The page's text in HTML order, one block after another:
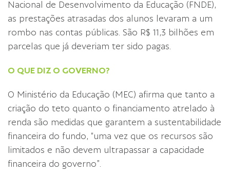
Nacional de Desenvolvimento da Educação (FNDE),
as prestações atrasadas dos alunos levaram a um
rombo nas contas públicas. São R$ 11,3 bilhões em
parcelas que já deveriam ter sido pagas.
O QUE DIZ O GOVERNO?
O Ministério da Educação (MEC) afirma que tanto a
criação do teto quanto o financiamento atrelado à
renda são medidas que garantem a sustentabilidade
financeira do fundo, “uma vez que os recursos são
limitados e não devem ultrapassar a capacidade
financeira do governo”.